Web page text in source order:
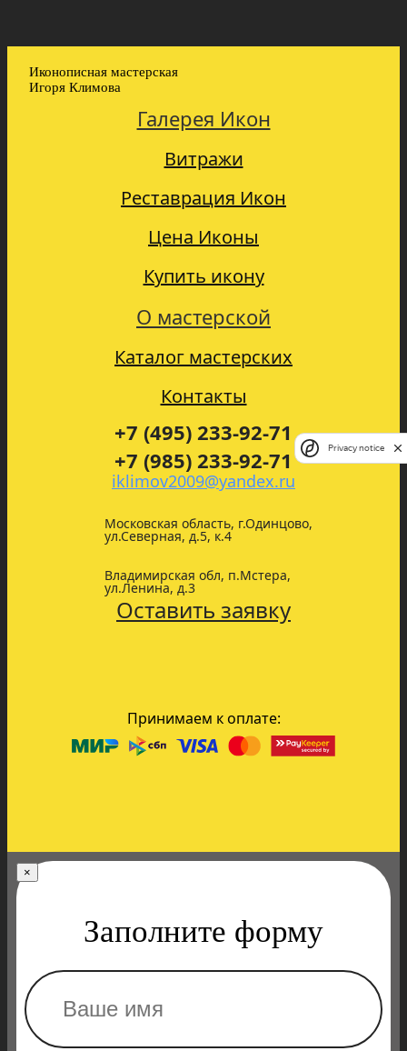
Иконописная мастерская
Игоря Климова
Галерея Икон
Витражи
Реставрация Икон
Цена Иконы
Купить икону
О мастерской
Каталог мастерских
Контакты
+7 (495) 233-92-71
+7 (985) 233-92-71
iklimov2009@yandex.ru
Московская область, г.Одинцово,
ул.Северная, д.5, к.4
Владимирская обл, п.Мстера,
ул.Ленина, д.3
Оставить заявку
Принимаем к оплате:
×
Заполните форму
Privacy notice